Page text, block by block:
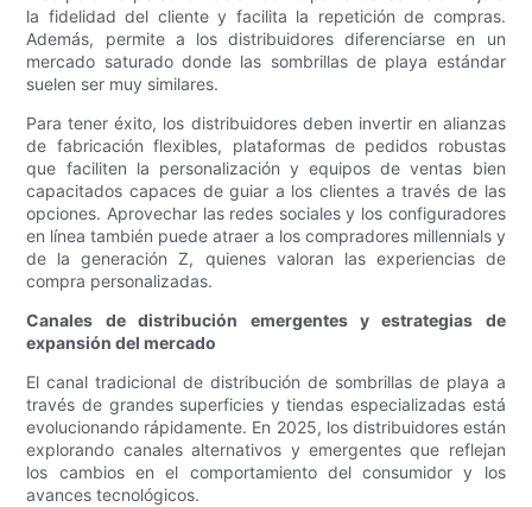
la fidelidad del cliente y facilita la repetición de compras.
Además, permite a los distribuidores diferenciarse en un
mercado saturado donde las sombrillas de playa estándar
suelen ser muy similares.
Para tener éxito, los distribuidores deben invertir en alianzas
de fabricación flexibles, plataformas de pedidos robustas
que faciliten la personalización y equipos de ventas bien
capacitados capaces de guiar a los clientes a través de las
opciones. Aprovechar las redes sociales y los configuradores
en línea también puede atraer a los compradores millennials y
de la generación Z, quienes valoran las experiencias de
compra personalizadas.
Canales de distribución emergentes y estrategias de
expansión del mercado
El canal tradicional de distribución de sombrillas de playa a
través de grandes superficies y tiendas especializadas está
evolucionando rápidamente. En 2025, los distribuidores están
explorando canales alternativos y emergentes que reflejan
los cambios en el comportamiento del consumidor y los
avances tecnológicos.